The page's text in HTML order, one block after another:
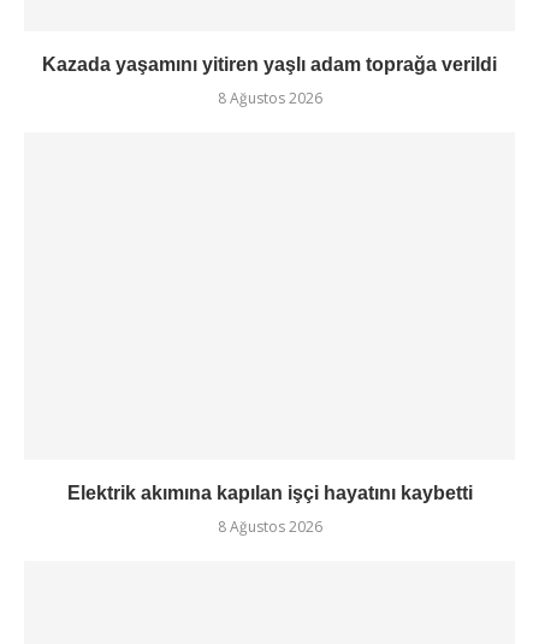
Kazada yaşamını yitiren yaşlı adam toprağa verildi
8 Ağustos 2026
Elektrik akımına kapılan işçi hayatını kaybetti
8 Ağustos 2026